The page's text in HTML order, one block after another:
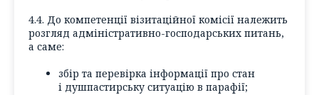
4.4. До компетенції візитаційної комісії належить
розгляд адміністративно-господарських питань,
а саме:
збір та перевірка інформації про стан
і душпастирську ситуацію в парафії;